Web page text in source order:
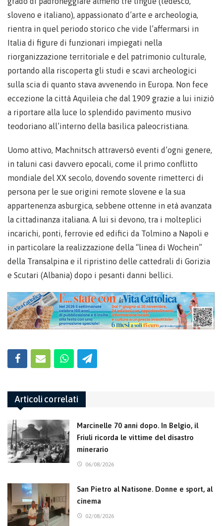
sloveno e italiano), appassionato d’arte e archeologia,
rientra in quel periodo storico che vide l’affermarsi in
Italia di figure di funzionari impiegati nella
riorganizzazione territoriale e del patrimonio culturale,
portando alla riscoperta gli studi e scavi archeologici
sulla scia di quanto stava avvenendo in Europa. Non fece
eccezione la città Aquileia che dal 1909 grazie a lui iniziò
a riportare alla luce lo splendido pavimento musivo
teodoriano all’interno della basilica paleocristiana.
Uomo attivo, Machnitsch attraversò eventi d’ogni genere,
in taluni casi davvero epocali, come il primo conflitto
mondiale del XX secolo, dovendo sovente rimetterci di
persona per le sue origini remote slovene e la sua
appartenenza asburgica, sebbene ottenne in età avanzata
la cittadinanza italiana. A lui si devono, tra i molteplici
incarichi, ponti, ferrovie ed edifici da Tolmino a Napoli e
in particolare la realizzazione della “linea di Wochein”
della Transalpina e il ripristino delle cattedrali di Gorizia
e Scutari (Albania) dopo i pesanti danni bellici.
Articoli correlati
Marcinelle 70 anni dopo. In Belgio, il
Friuli ricorda le vittime del disastro
minerario
06/08/2026
San Pietro al Natisone. Donne e sport, al
cinema
02/08/2026